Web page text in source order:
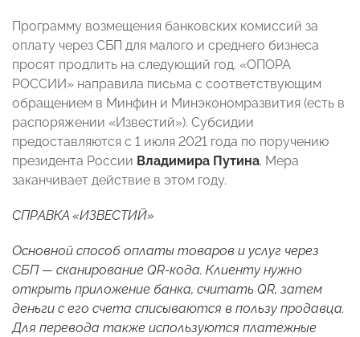
Программу возмещения банковских комиссий за
оплату через СБП для малого и среднего бизнеса
просят продлить на следующий год. «ОПОРА
РОССИИ» направила письма с соответствующим
обращением в Минфин и Минэкономразвития (есть в
распоряжении «Известий»). Субсидии
предоставляются с 1 июля 2021 года по поручению
президента России Владимира Путина. Мера
заканчивает действие в этом году.
СПРАВКА «ИЗВЕСТИЙ»
Основной способ оплаты товаров и услуг через
СБП — сканирование QR-кода. Клиенту нужно
открыть приложение банка, считать QR, затем
деньги с его счета списываются в пользу продавца.
Для перевода также используются платежные